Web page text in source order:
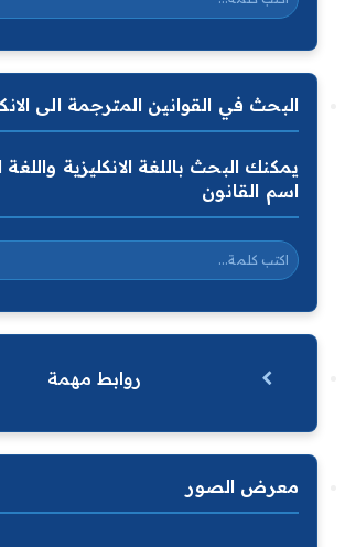
البحث في القوانين المترجمة الى
يمكنك البحث باللغة الانكليزية
اسم القانون
روابط مهمة
معرض الصور